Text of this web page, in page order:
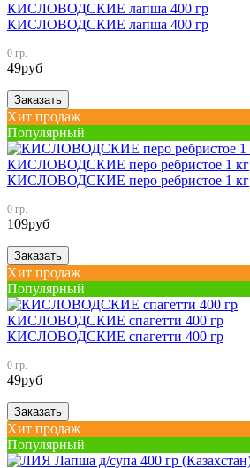
КИСЛОВОДСКИЕ лапша 400 гр
КИСЛОВОДСКИЕ лапша 400 гр
0 гр.
49руб
Заказать
Хит продаж
Популярный
КИСЛОВОДСКИЕ перо ребристое 1 кг
КИСЛОВОДСКИЕ перо ребристое 1 кг
0 гр.
109руб
Заказать
Хит продаж
Популярный
КИСЛОВОДСКИЕ спагетти 400 гр
КИСЛОВОДСКИЕ спагетти 400 гр
0 гр.
49руб
Заказать
Хит продаж
Популярный